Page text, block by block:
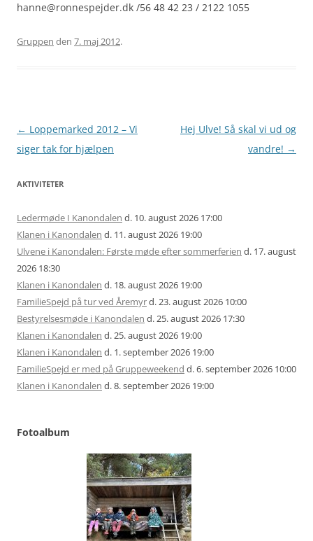
hanne@ronnespejder.dk /56 48 42 23 / 2122 1055
Gruppen den 7. maj 2012.
Artikel
navigation
← Loppemarked 2012 – Vi
siger tak for hjælpen
Hej Ulve! Så skal vi ud og
vandre! →
AKTIVITETER
Ledermøde I Kanondalen d. 10. august 2026 17:00
Klanen i Kanondalen d. 11. august 2026 19:00
Ulvene i Kanondalen: Første møde efter sommerferien d. 17. august
2026 18:30
Klanen i Kanondalen d. 18. august 2026 19:00
FamilieSpejd på tur ved Åremyrd. 23. august 2026 10:00
Bestyrelsesmøde i Kanondalen d. 25. august 2026 17:30
Klanen i Kanondalen d. 25. august 2026 19:00
Klanen i Kanondalen d. 1. september 2026 19:00
FamilieSpejd er med på Gruppeweekend d. 6. september 2026 10:00
Klanen i Kanondalen d. 8. september 2026 19:00
Fotoalbum